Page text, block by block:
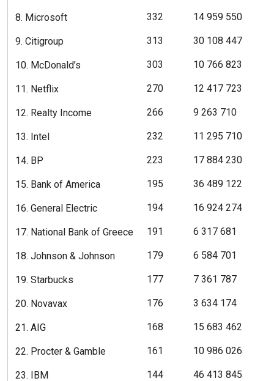
8. Microsoft 332 14 959 550
9. Citigroup 313 30 108 447
10. McDonald’s 303 10 766 823
11. Netflix 270 12 417 723
12. Realty Income 266 9 263 710
13. Intel 232 11 295 710
14. BP 223 17 884 230
15. Bank of America 195 36 489 122
16. General Electric 194 16 924 274
17. National Bank of Greece 191 6 317 681
18. Johnson & Johnson 179 6 584 701
19. Starbucks 177 7 361 787
20. Novavax 176 3 634 174
21. AIG 168 15 683 462
22. Procter & Gamble 161 10 986 026
23. IBM 144 46 413 845